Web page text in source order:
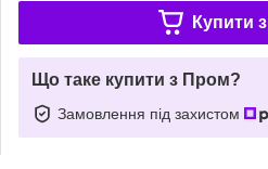
Купити з
Що таке купити з Пром?
Замовлення під захистом